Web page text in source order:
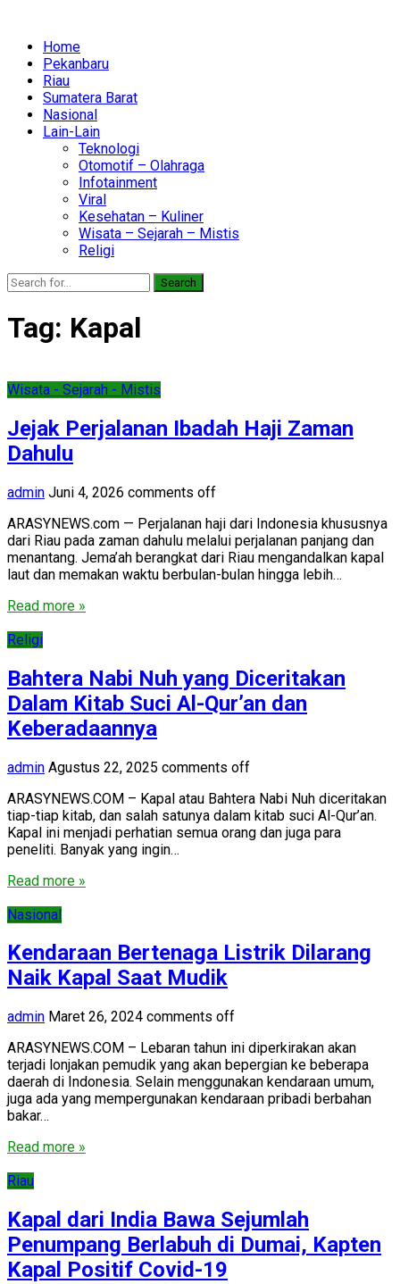
Home
Pekanbaru
Riau
Sumatera Barat
Nasional
Lain-Lain
Teknologi
Otomotif – Olahraga
Infotainment
Viral
Kesehatan – Kuliner
Wisata – Sejarah – Mistis
Religi
Search
Tag: Kapal
Wisata - Sejarah - Mistis
Jejak Perjalanan Ibadah Haji Zaman
Dahulu
admin Juni 4, 2026 comments off
ARASYNEWS.com — Perjalanan haji dari Indonesia khususnya
dari Riau pada zaman dahulu melalui perjalanan panjang dan
menantang. Jema’ah berangkat dari Riau mengandalkan kapal
laut dan memakan waktu berbulan-bulan hingga lebih…
Read more »
Religi
Bahtera Nabi Nuh yang Diceritakan
Dalam Kitab Suci Al-Qur’an dan
Keberadaannya
admin Agustus 22, 2025 comments off
ARASYNEWS.COM – Kapal atau Bahtera Nabi Nuh diceritakan
tiap-tiap kitab, dan salah satunya dalam kitab suci Al-Qur’an.
Kapal ini menjadi perhatian semua orang dan juga para
peneliti. Banyak yang ingin…
Read more »
Nasional
Kendaraan Bertenaga Listrik Dilarang
Naik Kapal Saat Mudik
admin Maret 26, 2024 comments off
ARASYNEWS.COM – Lebaran tahun ini diperkirakan akan
terjadi lonjakan pemudik yang akan bepergian ke beberapa
daerah di Indonesia. Selain menggunakan kendaraan umum,
juga ada yang mempergunakan kendaraan pribadi berbahan
bakar…
Read more »
Riau
Kapal dari India Bawa Sejumlah
Penumpang Berlabuh di Dumai, Kapten
Kapal Positif Covid-19